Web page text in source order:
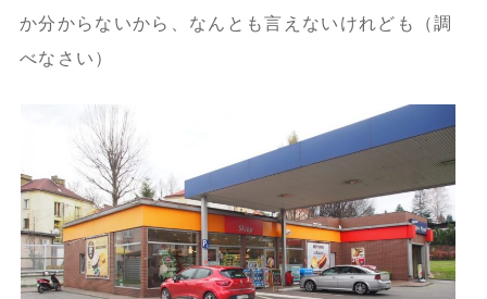
か分からないから、なんとも言えないけれども（調
べなさい）